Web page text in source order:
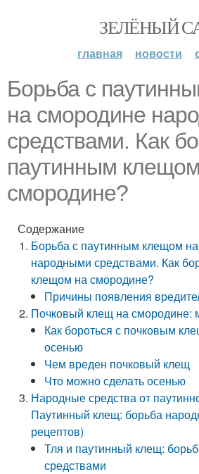
ЗЕЛЁНЫЙ
главная новости
Борьба с
на смородине
средствами. Как
паутинным
смородине?
Содержание
Борьба с паутинным клещом
народными средствами. Как
клещом на смородине?
Причины появления
Почковый клещ на
Как бороться с почковым
осенью
Чем вреден почковый клещ
Что можно сделать осенью
Народные средства от
Паутинный клещ: борьба
рецептов)
Тля и паутинный клещ:
средствами